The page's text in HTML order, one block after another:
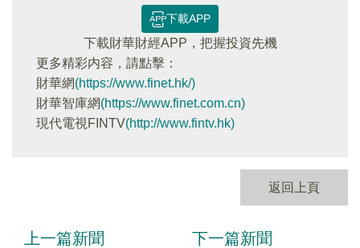
下載APP
下載財華財經APP，把握投資先機
更多精彩内容，請點擊：
財華網(https://www.finet.hk/)
財華智庫網(https://www.finet.com.cn)
現代電視FINTV(http://www.fintv.hk)
返回上頁
上一篇新聞 下一篇新聞